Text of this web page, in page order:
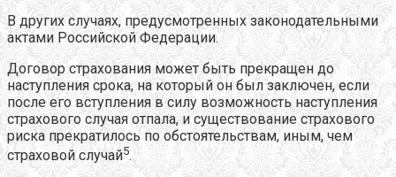
В других случаях, предусмотренных законодательными
актами Российской Федерации.
Договор страхования может быть прекращен до
наступления срока, на который он был заключен, если
после его вступления в силу возможность наступления
страхового случая отпала, и существование страхового
риска прекратилось по обстоятельствам, иным, чем
страховой случай5.